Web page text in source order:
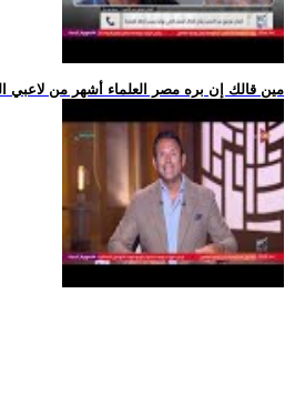
.. مين قالك إن بره مصر العلماء أشهر من لاعبي